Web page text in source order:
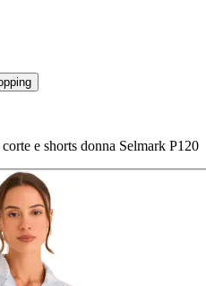
e shorts donna Selmark P120